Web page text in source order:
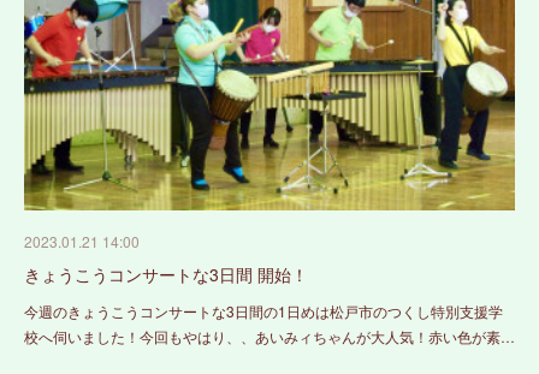
2023.01.21 14:00
きょうこうコンサートな3日間 開始！
今週のきょうこうコンサートな3日間の1日めは松戸市のつくし特別支援学
校へ伺いました！今回もやはり、、あいみィちゃんが大人気！赤い色が素…